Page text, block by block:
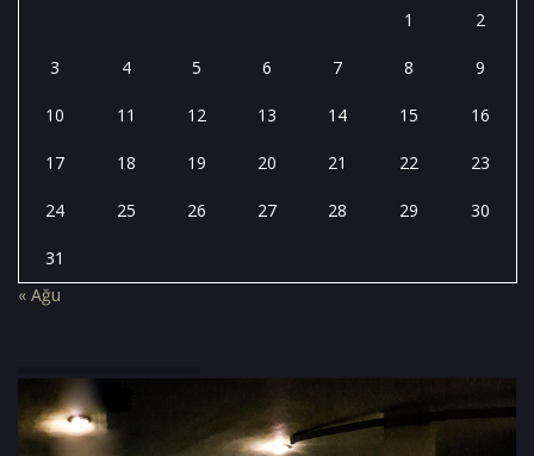
1 2
3 4 5 6 7 8 9
10 11 12 13 14 15 16
17 18 19 20 21 22 23
24 25 26 27 28 29 30
31
« Ağu